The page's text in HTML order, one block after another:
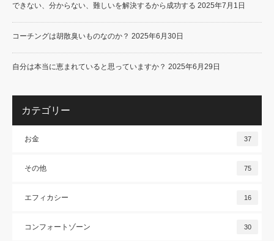
できない、分からない、難しいを解決するから成功する 2025年7月1日
コーチングは胡散臭いものなのか？ 2025年6月30日
自分は本当に恵まれていると思っていますか？ 2025年6月29日
カテゴリー
お金 37
その他 75
エフィカシー 16
コンフォートゾーン 30